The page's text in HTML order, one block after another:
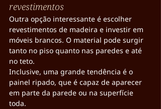
revestimentos
Outra opção interessante é escolher
revestimentos de madeira e investir em
móveis brancos. O material pode surgir
tanto no piso quanto nas paredes e até
no teto.
Inclusive, uma grande tendência é o
painel ripado, que é capaz de aparecer
em parte da parede ou na superfície
toda.